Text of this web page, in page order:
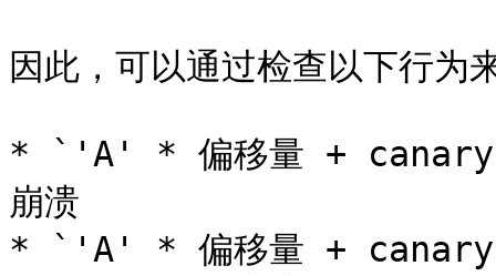
因此，可以通过检查以下行为
* `'A' * 偏移量 + canary
崩溃
* `'A' * 偏移量 +